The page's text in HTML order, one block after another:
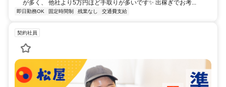
が多く、 他社より5万円ほど手取りが多いです✨ 出稼ぎでお考...
即日勤務OK 固定時間制 残業なし 交通費支給
契約社員